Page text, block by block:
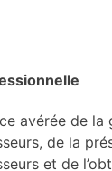
avérée de
de la
et de